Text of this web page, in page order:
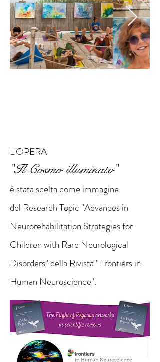
L'OPERA
"Il Cosmo illuminato"
è stata scelta come immagine
del Research Topic "Advances in
Neurorehabilitation Strategies for
Children with Rare Neurological
Disorders" della Rivista "Frontiers in
Human Neuroscience".